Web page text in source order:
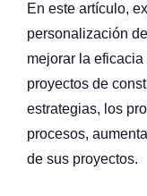
En este artículo,
personalización
mejorar la
proyectos de
estrategias, los
procesos,
de sus proyectos.